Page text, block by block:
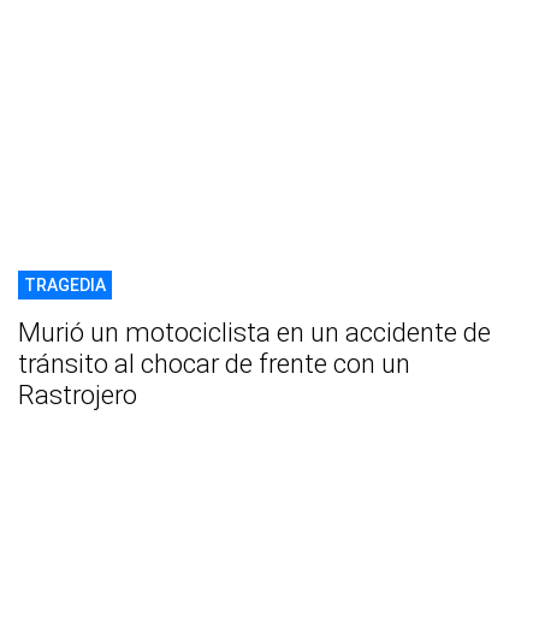
TRAGEDIA
Murió un motociclista en un accidente de
tránsito al chocar de frente con un
Rastrojero